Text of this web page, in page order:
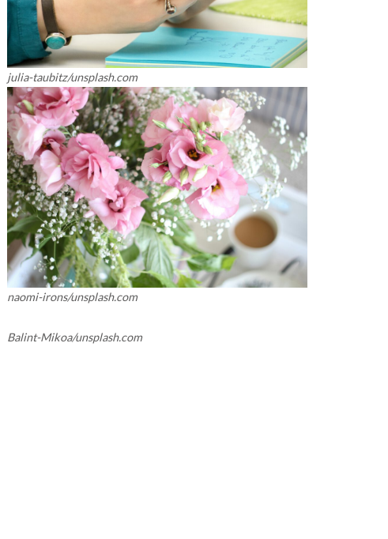
julia-taubitz/unsplash.com
naomi-irons/unsplash.com
Balint-Mikoa/unsplash.com